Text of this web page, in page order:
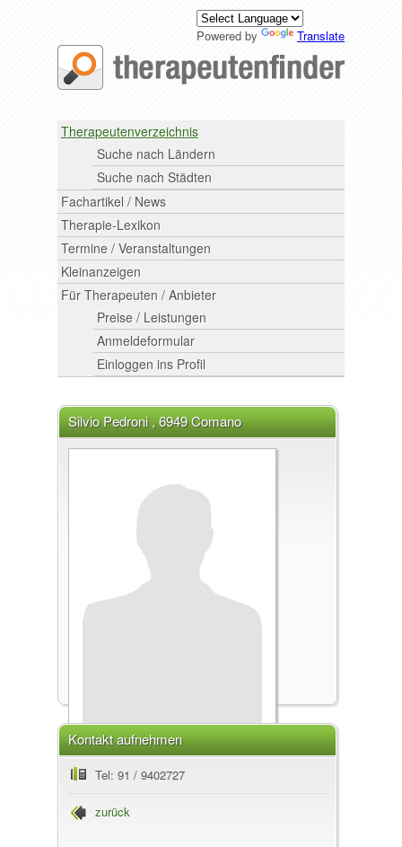
Powered by Translate
Therapeutenverzeichnis
Suche nach Ländern
Suche nach Städten
Fachartikel / News
Therapie-Lexikon
Termine / Veranstaltungen
Kleinanzeigen
Für Therapeuten / Anbieter
Preise / Leistungen
Anmeldeformular
Einloggen ins Profil
Silvio Pedroni , 6949 Comano
Silvio Pedroni
Kontakt aufnehmen
Tel: 91 / 9402727
zurück